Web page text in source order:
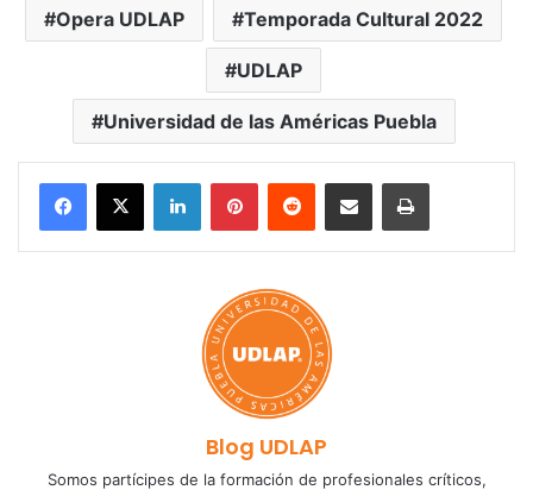
Opera UDLAP Temporada Cultural 2022
UDLAP
Universidad de las Américas Puebla
LinkedInPinterestReddit Share via Email Print
Blog UDLAP
Somos partícipes de la formación de profesionales críticos,